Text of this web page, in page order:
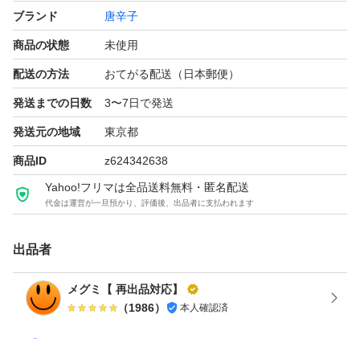
ブランド 唐辛子
商品の状態 未使用
配送の方法 おてがる配送（日本郵便）
発送までの日数 3〜7日で発送
発送元の地域 東京都
商品ID z624342638
Yahoo!フリマは全品送料無料・匿名配送
代金は運営が一旦預かり、評価後、出品者に支払われます
出品者
メグミ【 再出品対応】
（1986） 本人確認済